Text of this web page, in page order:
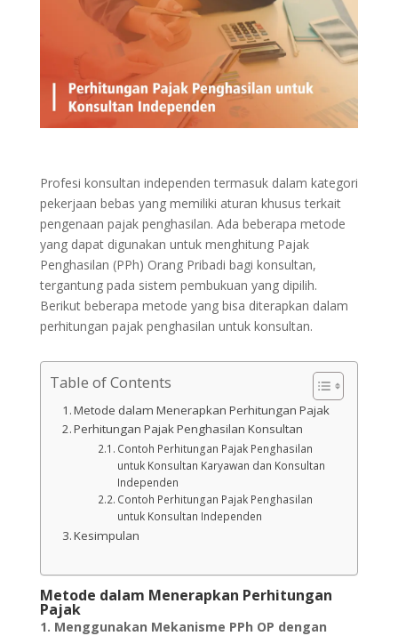
Profesi konsultan independen termasuk dalam kategori
pekerjaan bebas yang memiliki aturan khusus terkait
pengenaan pajak penghasilan. Ada beberapa metode
yang dapat digunakan untuk menghitung Pajak
Penghasilan (PPh) Orang Pribadi bagi konsultan,
tergantung pada sistem pembukuan yang dipilih.
Berikut beberapa metode yang bisa diterapkan dalam
perhitungan pajak penghasilan untuk konsultan.
Table of Contents
Metode dalam Menerapkan Perhitungan Pajak
Perhitungan Pajak Penghasilan Konsultan
Contoh Perhitungan Pajak Penghasilan
untuk Konsultan Karyawan dan Konsultan
Independen
Contoh Perhitungan Pajak Penghasilan
untuk Konsultan Independen
Kesimpulan
Metode dalam Menerapkan Perhitungan
Pajak
1. Menggunakan Mekanisme PPh OP dengan